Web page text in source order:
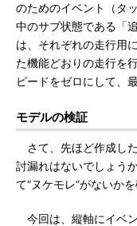
のためのイベント（タ
中のサブ状態である「
は、それぞれの走行用
た機能どおりの走行を
ピードをゼロにして、
モデルの検証
さて、先ほど作成し
討漏れはないでしょう
て“ヌケモレ”がないか
今回は、縦軸にイベ